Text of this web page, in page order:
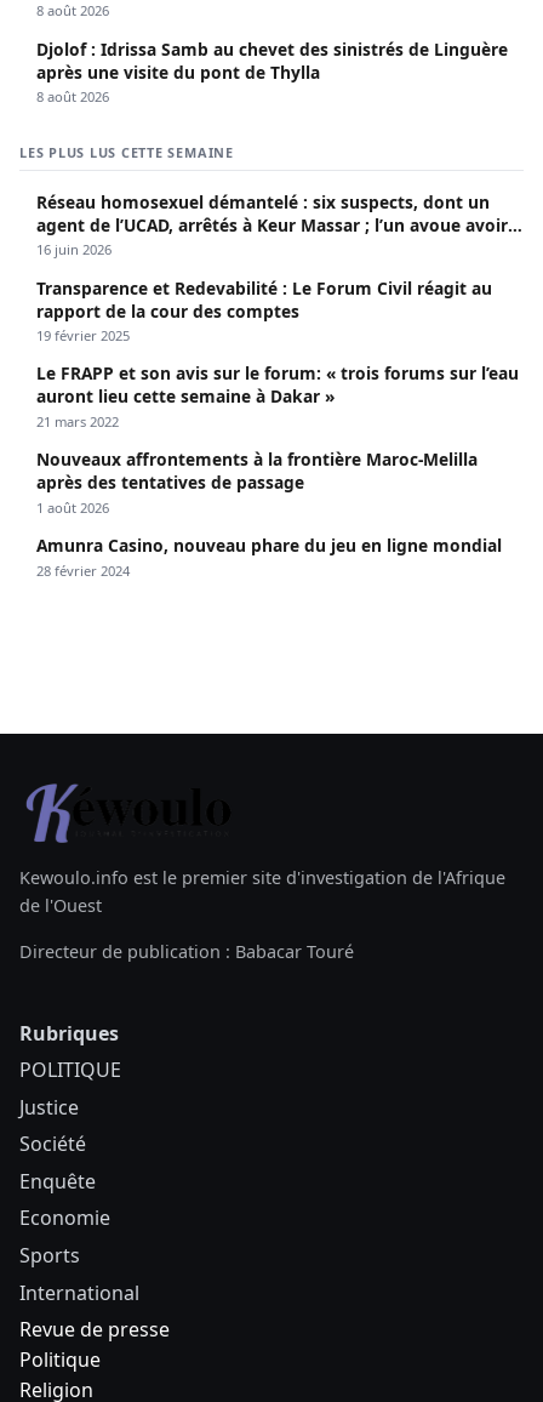
8 août 2026
Djolof : Idrissa Samb au chevet des sinistrés de Linguère
après une visite du pont de Thylla
8 août 2026
LES PLUS LUS CETTE SEMAINE
Réseau homosexuel démantelé : six suspects, dont un
agent de l’UCAD, arrêtés à Keur Massar ; l’un avoue avoir
propagé le VIH depuis 2018
16 juin 2026
Transparence et Redevabilité : Le Forum Civil réagit au
rapport de la cour des comptes
19 février 2025
Le FRAPP et son avis sur le forum: « trois forums sur l’eau
auront lieu cette semaine à Dakar »
21 mars 2022
Nouveaux affrontements à la frontière Maroc-Melilla
après des tentatives de passage
1 août 2026
Amunra Casino, nouveau phare du jeu en ligne mondial
28 février 2024
Kewoulo.info est le premier site d'investigation de l'Afrique
de l'Ouest
Directeur de publication : Babacar Touré
Rubriques
POLITIQUE
Justice
Société
Enquête
Economie
Sports
International
Revue de presse
Politique
Religion